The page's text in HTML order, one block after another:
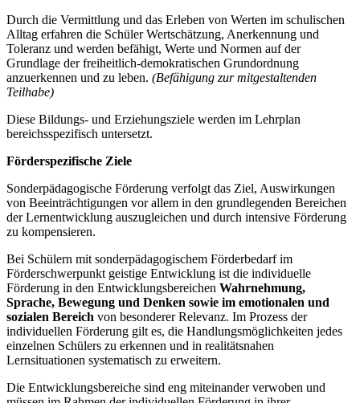
Durch die Vermittlung und das Erleben von Werten im schulischen
Alltag erfahren die Schüler Wertschätzung, Anerkennung und
Toleranz und werden befähigt, Werte und Normen auf der
Grundlage der freiheitlich-demokratischen Grundordnung
anzuerkennen und zu leben. (Befähigung zur mitgestaltenden
Teilhabe)
Diese Bildungs- und Erziehungsziele werden im Lehrplan
bereichsspezifisch untersetzt.
Förderspezifische Ziele
Sonderpädagogische Förderung verfolgt das Ziel, Auswirkungen
von Beeinträchtigungen vor allem in den grundlegenden Bereichen
der Lernentwicklung auszugleichen und durch intensive Förderung
zu kompensieren.
Bei Schülern mit sonderpädagogischem Förderbedarf im
Förderschwerpunkt geistige Entwicklung ist die individuelle
Förderung in den Entwicklungsbereichen Wahrnehmung,
Sprache, Bewegung und Denken sowie im emotionalen und
sozialen Bereich von besonderer Relevanz. Im Prozess der
individuellen Förderung gilt es, die Handlungsmöglichkeiten jedes
einzelnen Schülers zu erkennen und in realitätsnahen
Lernsituationen systematisch zu erweitern.
Die Entwicklungsbereiche sind eng miteinander verwoben und